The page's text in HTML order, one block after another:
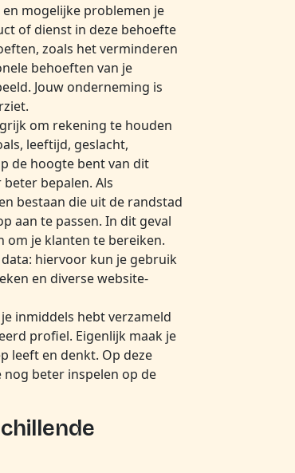
mogelijke problemen je
of dienst in deze behoefte
zoals het verminderen
behoeften van je
Jouw onderneming is
om rekening te houden
leeftijd, geslacht,
de hoogte bent van dit
bepalen. Als
bestaan die uit de randstad
aan te passen. In dit geval
om je klanten te bereiken.
hiervoor kun je gebruik
en diverse website-
inmiddels hebt verzameld
profiel. Eigenlijk maak je
leeft en denkt. Op deze
beter inspelen op de